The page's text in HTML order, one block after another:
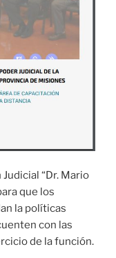
“Dr. Mario
que los
la políticas
con las
de la función.